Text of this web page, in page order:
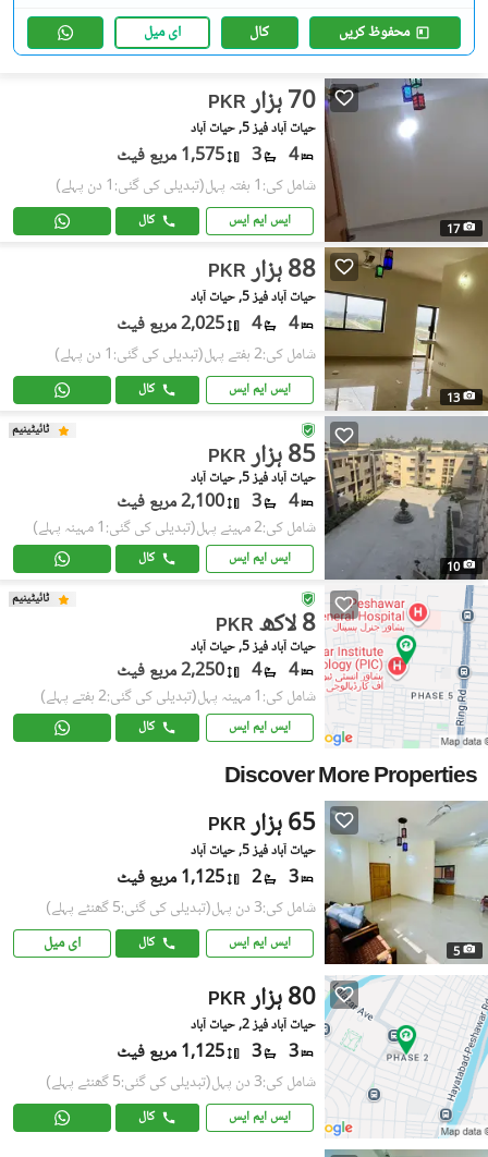
محفوظ کریں کال ای میل
17
PKR 70 ہزار
حیات آباد فیز 5, حیات آباد
4
3 1,575 مربع فیٹ
شامل کی:1 ہفتہ پہل (تبدیلی کی گئی:1 دن پہلے)
ایس ایم ایس کال
13
PKR 88 ہزار
حیات آباد فیز 5, حیات آباد
4
4 2,025 مربع فیٹ
شامل کی:2 ہفتے پہل (تبدیلی کی گئی:1 دن پہلے)
ایس ایم ایس کال
10
ٹائیٹینیم
PKR 85 ہزار
حیات آباد فیز 5, حیات آباد
4
3 2,100 مربع فیٹ
شامل کی:2 مہینے پہل (تبدیلی کی گئی:1 مہینہ پہلے)
ایس ایم ایس کال
ٹائیٹینیم
PKR 8 لاکھ
حیات آباد فیز 5, حیات آباد
4
4 2,250 مربع فیٹ
شامل کی:1 مہینہ پہل (تبدیلی کی گئی:2 ہفتے پہلے)
ایس ایم ایس کال
Discover More Properties
5
PKR 65 ہزار
حیات آباد فیز 5, حیات آباد
3
2 1,125 مربع فیٹ
شامل کی:3 دن پہل (تبدیلی کی گئی:5 گھنٹے پہلے)
ایس ایم ایس کال ای میل
PKR 80 ہزار
حیات آباد فیز 2, حیات آباد
3
3 1,125 مربع فیٹ
شامل کی:3 دن پہل (تبدیلی کی گئی:5 گھنٹے پہلے)
ایس ایم ایس کال